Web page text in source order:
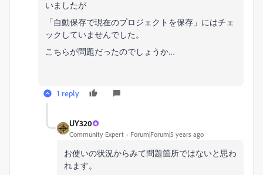
いましたが
「自動保存で現在のプロジェクトを保存」にはチェ
ックしていませんでした。
こちらが問題だったのでしょうか…
1 reply
UY320
Community Expert Forum|Forum|5 years ago
お使いの状況からみて問題箇所ではないと思わ
れます。